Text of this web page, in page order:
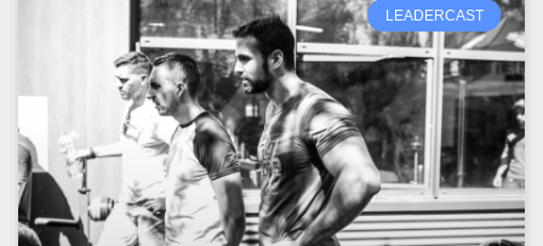
LEADERCAST